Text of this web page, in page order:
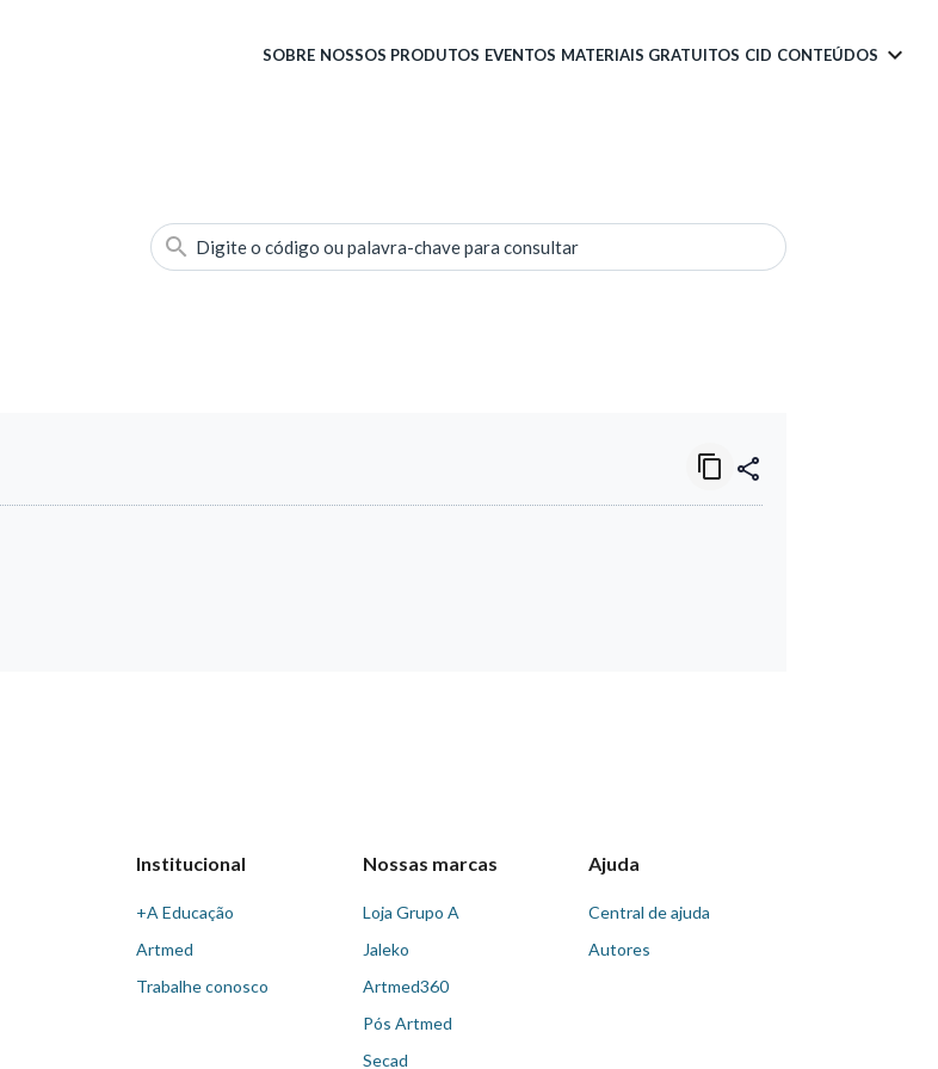
SOBRE NOSSOS PRODUTOS EVENTOS MATERIAIS GRATUITOS CID CONTEÚDOS
Digite o código ou palavra-chave para consultar
Institucional
+A Educação
Artmed
Trabalhe conosco
Nossas marcas
Loja Grupo A
Jaleko
Artmed360
Pós Artmed
Secad
Ajuda
Central de ajuda
Autores